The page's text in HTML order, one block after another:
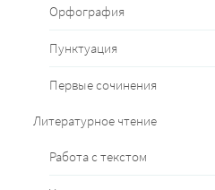
Орфография
Пунктуация
Первые сочинения
Литературное чтение
Работа с текстом